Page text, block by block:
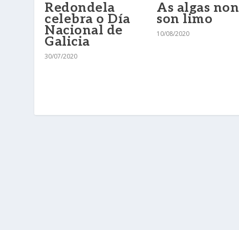
Redondela
celebra o Día
Nacional de
Galicia
30/07/2020
As algas non
son limo
10/08/2020